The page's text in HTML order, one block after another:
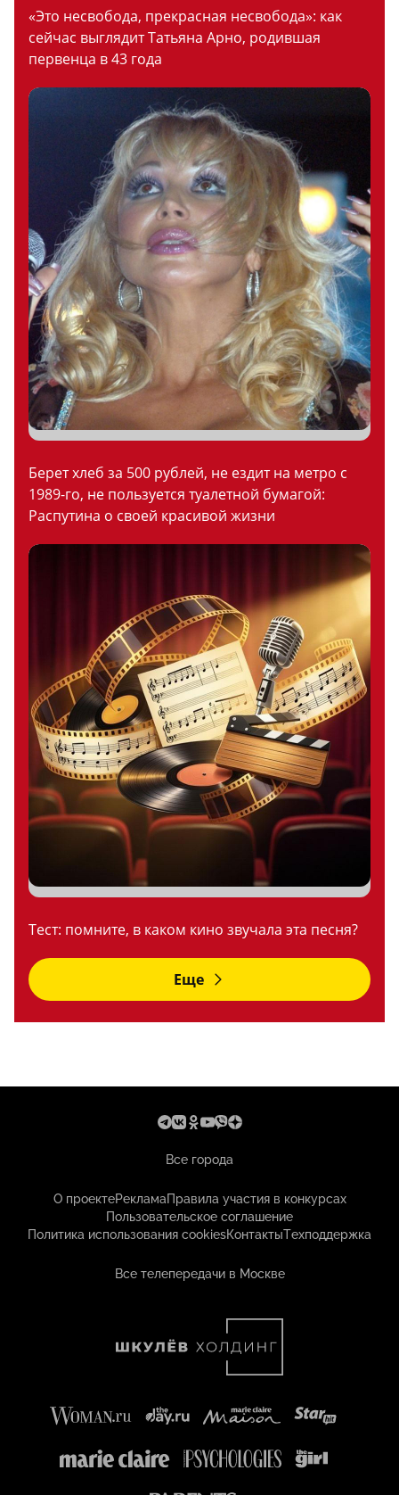
«Это несвобода, прекрасная несвобода»: как
сейчас выглядит Татьяна Арно, родившая
первенца в 43 года
Берет хлеб за 500 рублей, не ездит на метро с
1989-го, не пользуется туалетной бумагой:
Распутина о своей красивой жизни
Тест: помните, в каком кино звучала эта песня?
Еще
Все города
О проектеРекламаПравила участия в конкурсах
Пользовательское соглашение
Политика использования cookiesКонтактыТехподдержка
Все телепередачи в Москве